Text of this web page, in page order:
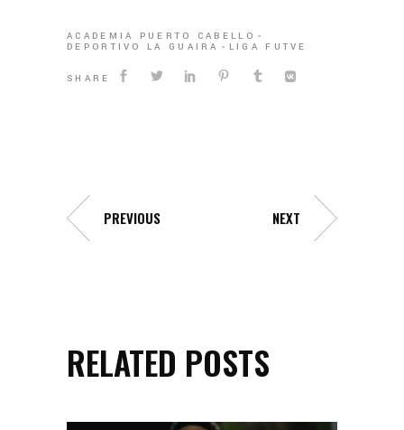
ACADEMIA PUERTO CABELLO
DEPORTIVO LA GUAIRA
LIGA FUTVE
SHARE
PREVIOUS NEXT
RELATED POSTS